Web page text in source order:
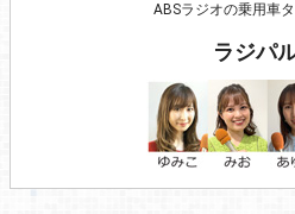
ABSラジオの乗用車
ラジパ